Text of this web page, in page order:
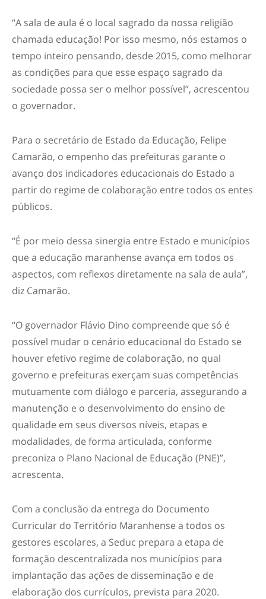
“A sala de aula é o local sagrado da nossa religião
chamada educação! Por isso mesmo, nós estamos o
tempo inteiro pensando, desde 2015, como melhorar
as condições para que esse espaço sagrado da
sociedade possa ser o melhor possível”, acrescentou
o governador.
Para o secretário de Estado da Educação, Felipe
Camarão, o empenho das prefeituras garante o
avanço dos indicadores educacionais do Estado a
partir do regime de colaboração entre todos os entes
públicos.
“É por meio dessa sinergia entre Estado e municípios
que a educação maranhense avança em todos os
aspectos, com reflexos diretamente na sala de aula”,
diz Camarão.
“O governador Flávio Dino compreende que só é
possível mudar o cenário educacional do Estado se
houver efetivo regime de colaboração, no qual
governo e prefeituras exerçam suas competências
mutuamente com diálogo e parceria, assegurando a
manutenção e o desenvolvimento do ensino de
qualidade em seus diversos níveis, etapas e
modalidades, de forma articulada, conforme
preconiza o Plano Nacional de Educação (PNE)”,
acrescenta.
Com a conclusão da entrega do Documento
Curricular do Território Maranhense a todos os
gestores escolares, a Seduc prepara a etapa de
formação descentralizada nos municípios para
implantação das ações de disseminação e de
elaboração dos currículos, prevista para 2020.